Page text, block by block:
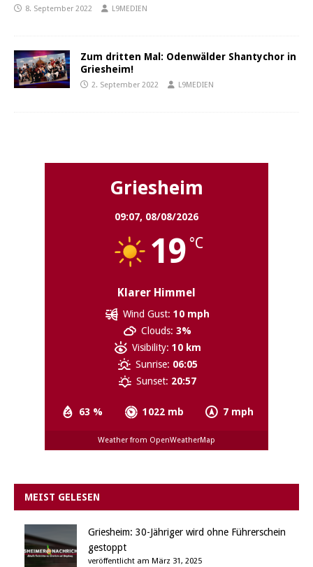
8. September 2022 L9MEDIEN
Zum dritten Mal: Odenwälder Shantychor in
Griesheim!
2. September 2022 L9MEDIEN
Griesheim
09:07, 08/08/2026
19 °C
Klarer Himmel
63 % 1022 mb 7 mph
Wind Gust: 10 mph
Clouds: 3%
Visibility: 10 km
Sunrise: 06:05
Sunset: 20:57
Weather from OpenWeatherMap
MEIST GELESEN
Griesheim: 30-Jähriger wird ohne Führerschein
gestoppt
veröffentlicht am März 31, 2025